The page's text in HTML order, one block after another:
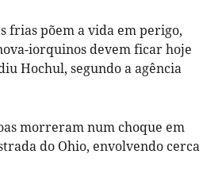
frias põem a vida em perigo,
iorquinos devem ficar hoje
Hochul, segundo a agência
morreram num choque em
do Ohio, envolvendo cerca